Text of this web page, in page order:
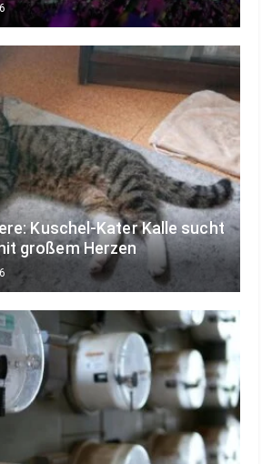
Kuschel-Kater Kalle sucht
großem Herzen